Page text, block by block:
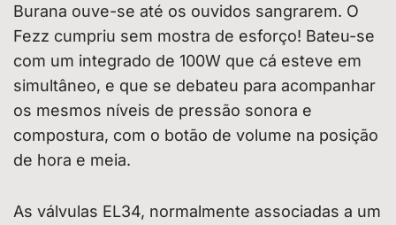
Burana ouve-se até os ouvidos sangrarem. O
Fezz cumpriu sem mostra de esforço! Bateu-se
com um integrado de 100W que cá esteve em
simultâneo, e que se debateu para acompanhar
os mesmos níveis de pressão sonora e
compostura, com o botão de volume na posição
de hora e meia.
As válvulas EL34, normalmente associadas a um